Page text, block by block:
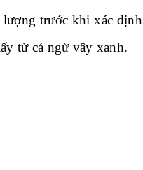
lượng trước khi xác định
từ cá ngừ vây xanh.